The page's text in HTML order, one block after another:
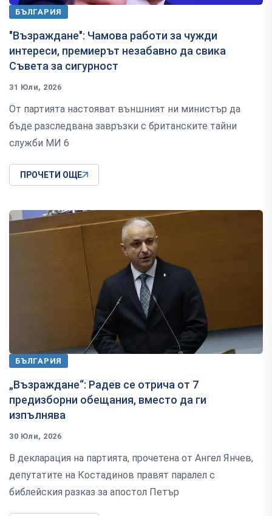
БЪЛГАРИЯ
"Възраждане": Чамова работи за чужди
интереси, премиерът незабавно да свика
Съвета за сигурност
31 Юли, 2026
От партията настояват външният ни министър да
бъде разследвана завръзки с британските тайни
служби МИ 6
ПРОЧЕТИ ОЩЕ
БЪЛГАРИЯ
„Възраждане“: Радев се отрича от 7
предизборни обещания, вместо да ги
изпълнява
30 Юли, 2026
В декларация на партията, прочетена от Ангел Янчев,
депутатите на Костадинов правят паралел с
библейския разказ за апостол Петър